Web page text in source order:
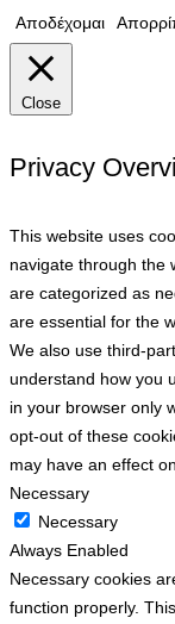
Αποδέχομαι
Close
Privacy
This website uses
navigate through the
are categorized as
are essential for the
We also use third-
understand how you
in your browser only
opt-out of these
may have an effect
Necessary
Necessary
Always Enabled
Necessary cookies
function properly.